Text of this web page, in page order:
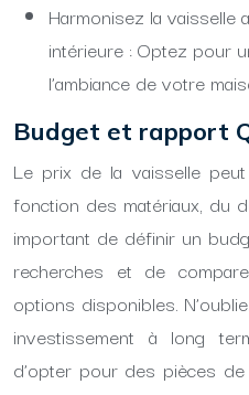
Harmonisez la vaisselle
intérieure : Optez pour
l’ambiance de votre
Budget et rapport
Le prix de la vaisselle
fonction des matériaux, du
important de définir un
recherches et de
options disponibles.
investissement à long
d’opter pour des pièces